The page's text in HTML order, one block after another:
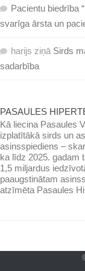
Pacientu biedrība
svarīga ārsta un
harijs ziņā Sirds
sadarbība
PASAULES
Kā liecina Pasaules
izplatītākā sirds un
asinsspiediens –
ka līdz 2025. gadam
1,5 miljardus
paaugstinātam
atzīmēta Pasaules